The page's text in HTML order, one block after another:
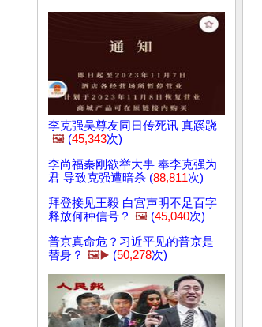
李克强吴尊友同日传死讯 真蹊跷
🖼️ (45,343次)
李尚福秦刚欲举大事 奉李克强为
君 导致克强遭暗杀 (88,811次)
拜登接见王毅 白宫声明不足百字
释放何种信号？ 🖼️ (45,040次)
普京真命危？习近平见的普京是
替身？ 🖼️▶️ (50,278次)